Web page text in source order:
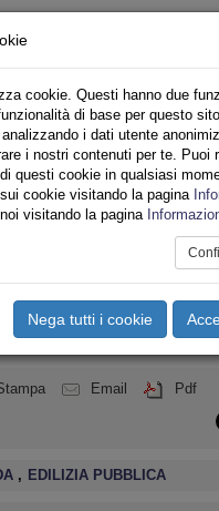
Area
INQUILINI E
Email Pdf
, EDILIZIA PUBBLICA
cookie. Questi hanno due
di base per questo
i dati utente
i nostri contenuti per te. Puoi
questi cookie in qualsiasi
cookie visitando la pagina
visitando la pagina
Nega tutti i cookie